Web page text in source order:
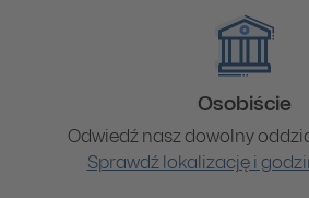
Osobiście
Odwiedź nasz dowolny
Sprawdź lokalizację i